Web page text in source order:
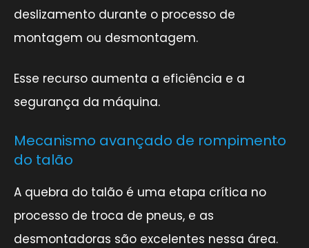
deslizamento durante o processo de
montagem ou desmontagem.
Esse recurso aumenta a eficiência e a
segurança da máquina.
Mecanismo avançado de rompimento
do talão
A quebra do talão é uma etapa crítica no
processo de troca de pneus, e as
desmontadoras são excelentes nessa área.